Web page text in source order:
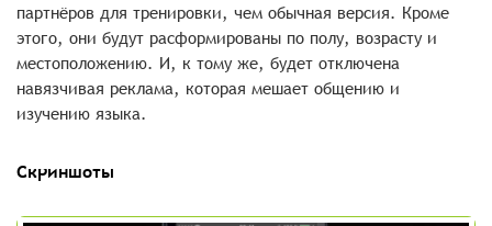
партнёров для тренировки, чем обычная версия. Кроме
этого, они будут расформированы по полу, возрасту и
местоположению. И, к тому же, будет отключена
навязчивая реклама, которая мешает общению и
изучению языка.
Скриншоты